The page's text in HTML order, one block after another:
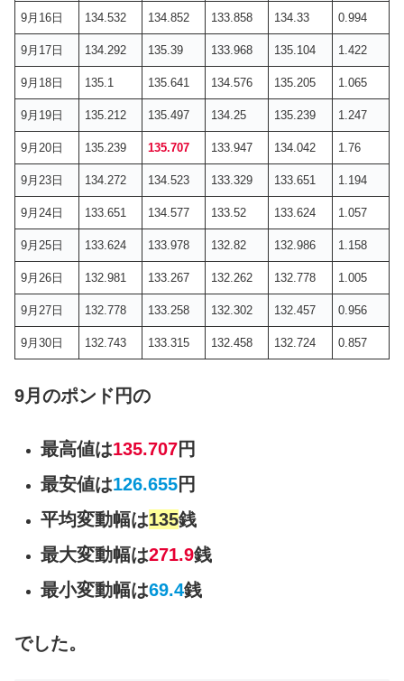
9月16日 134.532 134.852 133.858 134.33 0.994
9月17日 134.292 135.39 133.968 135.104 1.422
9月18日 135.1 135.641 134.576 135.205 1.065
9月19日 135.212 135.497 134.25 135.239 1.247
9月20日 135.239 135.707 133.947 134.042 1.76
9月23日 134.272 134.523 133.329 133.651 1.194
9月24日 133.651 134.577 133.52 133.624 1.057
9月25日 133.624 133.978 132.82 132.986 1.158
9月26日 132.981 133.267 132.262 132.778 1.005
9月27日 132.778 133.258 132.302 132.457 0.956
9月30日 132.743 133.315 132.458 132.724 0.857
9月のポンド円の
最高値は135.707円
最安値は126.655円
平均変動幅は135銭
最大変動幅は271.9銭
最小変動幅は69.4銭
でした。